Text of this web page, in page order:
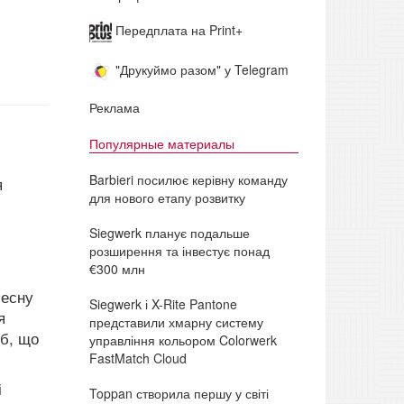
що
Передплата на Print+
"Друкуймо разом" у Telegram
Реклама
Популярные материалы
Barbieri посилює керівну команду
для нового етапу розвитку
Siegwerk планує подальше
розширення та інвестує понад
€300 млн
Siegwerk і X-Rite Pantone
представили хмарну систему
управління кольором Colorwerk
FastMatch Cloud
Toppan створила першу у світі